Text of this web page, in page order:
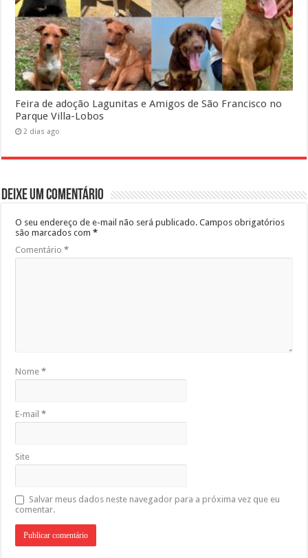
Feira de adoção Lagunitas e Amigos de São Francisco no
Parque Villa-Lobos
2 dias ago
Deixe um comentário
O seu endereço de e-mail não será publicado. Campos obrigatórios
são marcados com*
Comentário*
Nome*
E-mail*
Site
Salvar meus dados neste navegador para a próxima vez que eu
comentar.